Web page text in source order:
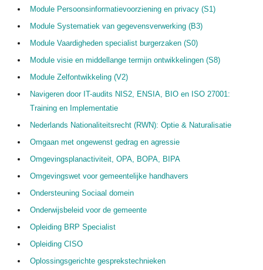
Module Persoonsinformatievoorziening en privacy (S1)
Module Systematiek van gegevensverwerking (B3)
Module Vaardigheden specialist burgerzaken (S0)
Module visie en middellange termijn ontwikkelingen (S8)
Module Zelfontwikkeling (V2)
Navigeren door IT-audits NIS2, ENSIA, BIO en ISO 27001:
Training en Implementatie
Nederlands Nationaliteitsrecht (RWN): Optie & Naturalisatie
Omgaan met ongewenst gedrag en agressie
Omgevingsplanactiviteit, OPA, BOPA, BIPA
Omgevingswet voor gemeentelijke handhavers
Ondersteuning Sociaal domein
Onderwijsbeleid voor de gemeente
Opleiding BRP Specialist
Opleiding CISO
Oplossingsgerichte gesprekstechnieken